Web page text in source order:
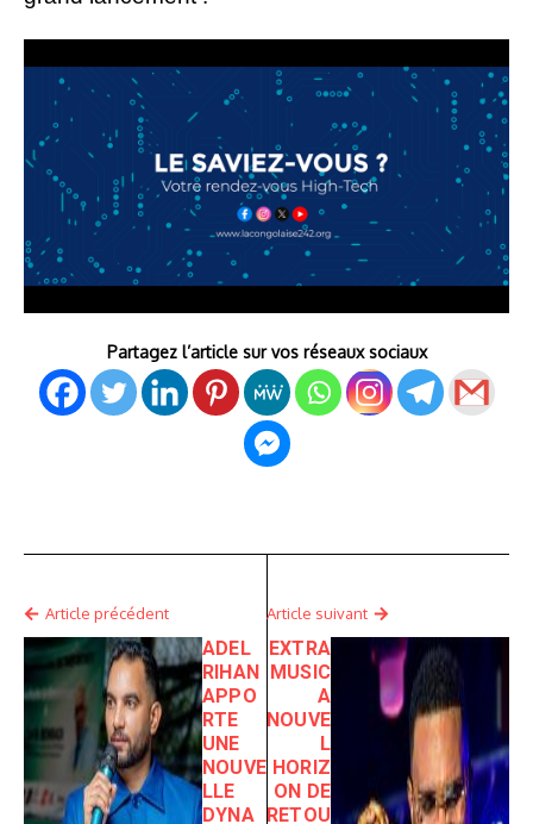
Partagez l’article sur vos réseaux sociaux
Article précédent
ADEL
RIHAN
APPO
RTE
UNE
NOUVE
LLE
DYNA
Article suivant
EXTRA
MUSIC
A
NOUVE
L
HORIZ
ON DE
RETOU